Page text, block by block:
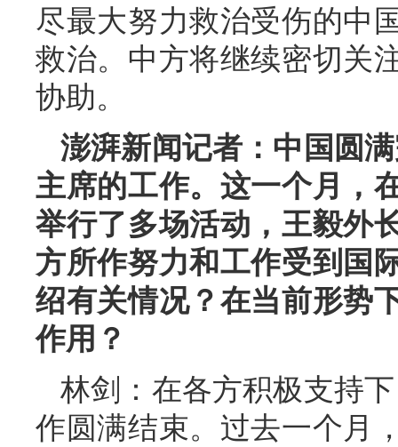
尽最大努力救治受伤的中
救治。中方将继续密切关
协助。
澎湃新闻记者：中国圆
主席的工作。这一个月，
举行了多场活动，王毅外
方所作努力和工作受到国
绍有关情况？在当前形势
作用？
林剑：在各方积极支持
作圆满结束。过去一个月